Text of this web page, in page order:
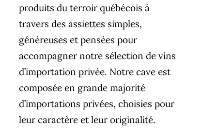
produits du terroir québécois à
travers des assiettes simples,
généreuses et pensées pour
accompagner notre sélection de vins
d’importation privée. Notre cave est
composée en grande majorité
d’importations privées, choisies pour
leur caractère et leur originalité.